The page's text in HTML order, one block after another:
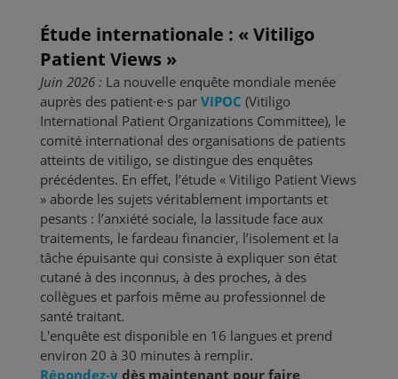
Étude internationale : « Vitiligo
Patient Views »
Juin 2026 : La nouvelle enquête mondiale menée
auprès des patient·e·s par VIPOC (Vitiligo
International Patient Organizations Committee), le
comité international des organisations de patients
atteints de vitiligo, se distingue des enquêtes
précédentes. En effet, l’étude « Vitiligo Patient Views
» aborde les sujets véritablement importants et
pesants : l’anxiété sociale, la lassitude face aux
traitements, le fardeau financier, l’isolement et la
tâche épuisante qui consiste à expliquer son état
cutané à des inconnus, à des proches, à des
collègues et parfois même au professionnel de
santé traitant.
L'enquête est disponible en 16 langues et prend
environ 20 à 30 minutes à remplir.
Répondez-y dès maintenant pour faire